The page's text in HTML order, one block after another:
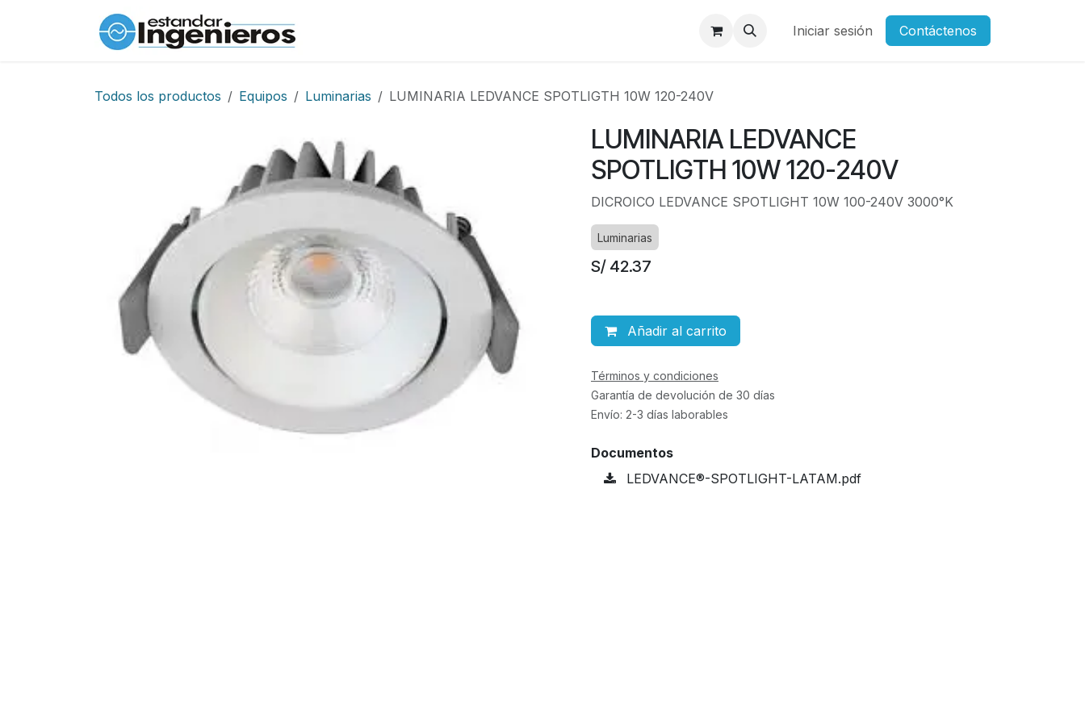
Consultas/Atenciones Trabajos Clientes Polìtica de privacidad
Iniciar sesión Contáctenos
Todos los productos Equipos Luminarias LUMINARIA LEDVANCE SPOTLIGTH 10W 120-240V
LUMINARIA LEDVANCE
SPOTLIGTH 10W 120-240V
DICROICO LEDVANCE SPOTLIGHT 10W 100-240V 3000°K
Luminarias
S/ 42.37
Añadir al carrito
Términos y condiciones
Garantía de devolución de 30 días
Envío: 2-3 días laborables
Documentos
LEDVANCE®-SPOTLIGHT-LATAM.pdf